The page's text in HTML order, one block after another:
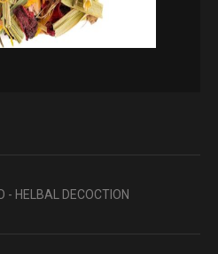
HELBAL DECOCTION